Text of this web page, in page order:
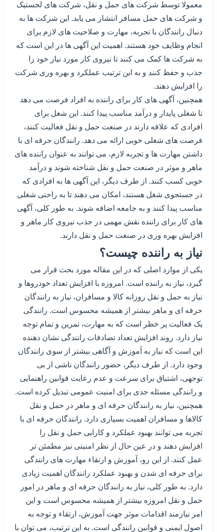
معمولا توسط شرکت های حمل و نقل، شرکت های لجستیک
و شرکت های حمل مسافر انتشار می یابد. این شرکت ها به
دنبال رانندگان با تجربه، مهارت و صلاحیت های لازم برای
انجام وظایف خود هستند. اهمیت این آگهی ها در این است که
به شرکت ها کمک می کنند تا نیروی کار مورد نیاز خود را
جذب و حفظ کنند و به این ترتیب عملکرد و بهره وری شرکت
را افزایش دهند.
همچنین، آگهی های کار برای راننده به افراد فرصت می دهد
تا شغلی پایدار و درآمد مناسب پیدا کنند. این شغل برای
افرادی که علاقه دارند در صنعت حمل و نقل فعالیت کنند،
فرصت های شغلی خوبی ارائه می دهد. رانندگان حرفه ای با
داشتن مهارت ها و تجربه لازم، می توانند به عنوان راننده های
ماهر و موثر در صنعت حمل و نقل شناخته شوند و درآمد
خوبی کسب کنند. از طرف دیگر، این آگهی ها به افرادی که
در جستجوی شغل هستند، امکان می دهند تا به راحتی شغلی
مناسب پیدا کنند و به جامعه اضافه شوند. به طور کلی، آگهی
های کار برای راننده نقش مهمی در جذب نیروی کار ماهر و
افزایش بهره وری در صنعت حمل و نقل دارند.
نیاز به راننده چیست؟
یکی از موارد اصلی که در این مقاله مورد بحث قرار می
گیرد، نیاز به راننده است. امروزه با افزایش تعداد خودروها و
نیاز به حمل و نقل روزانه کالا و مسافران، نیاز به رانندگان
حرفه ای و ماهر بیشتر از همیشه محسوس است. رانندگی
یک فعالیت پر خطر است که به مهارت، تمرین و تمام توجه
نیاز دارد. روند افزایش تعداد تصادفات رانندگی نشان دهنده
این است که نیاز به آموزش و آگاهی بیشتر از سوی رانندگان
وجود دارد. از طرف دیگر، حضور رانندگان ناشی از بی
توجهی، اشتیاق برای سرعت و عدم رعایت قوانین راهنمایی
و رانندگی مسئله جدی برای امنیت عمومی تبدیل کرده است.
همچنین، نیاز به رانندگان حرفه ای و ماهر در حمل و نقل
کالاها و مسافران اهمیت بسیاری دارد. رانندگان حرفه ای با
تجربه می توانند بهبود عملکرد و کارایی حمل و نقل را
افزایش دهند و در عین حال از نظر امنیتی نیز مطمئن تر
عمل کنند. از این رو، آموزش و ارتقاء مهارت های رانندگی
برای حرفه ای شدن و بهبود عملکرد رانندگان اهمیت زیادی
دارد. به طور کلی، نیاز به رانندگان حرفه ای و ماهر در امور
حمل و نقل امروزه بیشتر از همیشه محسوس است و این
امر نیازمند اقدامات موثر جهت آموزش، ارتقاء و توجه به
اصول ایمنی و قوانین رانندگی است. به این ترتیب، می توان با